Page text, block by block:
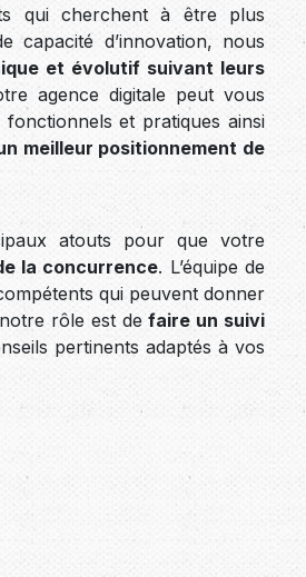
qui cherchent à être plus
capacité d’innovation, nous
et évolutif suivant leurs
agence digitale peut vous
et pratiques ainsi
meilleur positionnement de
atouts pour que votre
la concurrence. L’équipe de
qui peuvent donner
rôle est defaire un suivi
pertinents adaptés à vos